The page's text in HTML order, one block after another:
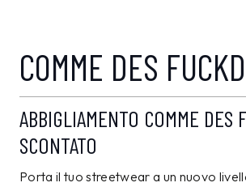
COMME DES
ABBIGLIAMENTO COMME DES
SCONTATO
Porta il tuo streetwear a un nuovo